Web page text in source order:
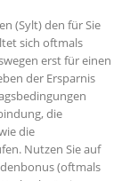
(Sylt) den für Sie
sich oftmals
erst für einen
der Ersparnis
die
die
Nutzen Sie auf
(oftmals